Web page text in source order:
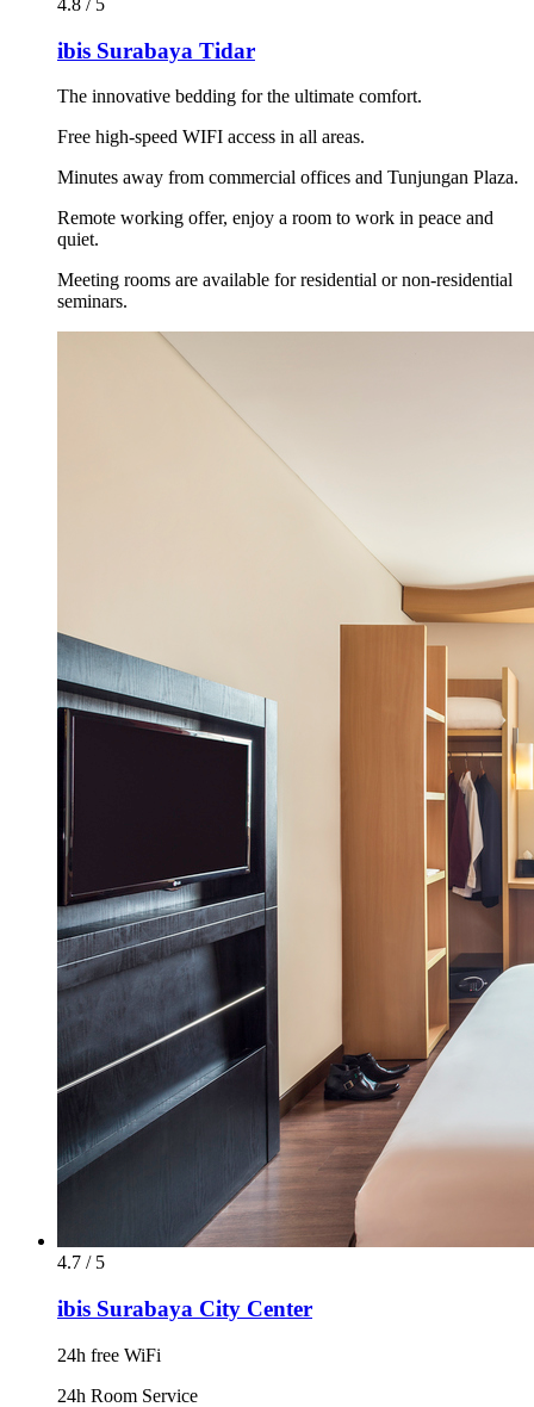
ibis Surabaya Tidar
The innovative bedding for the ultimate comfort.
Free high-speed WIFI access in all areas.
Minutes away from commercial offices and Tunjungan Plaza.
Remote working offer, enjoy a room to work in peace and
quiet.
Meeting rooms are available for residential or non-residential
seminars.
4.7 / 5
ibis Surabaya City Center
24h free WiFi
24h Room Service